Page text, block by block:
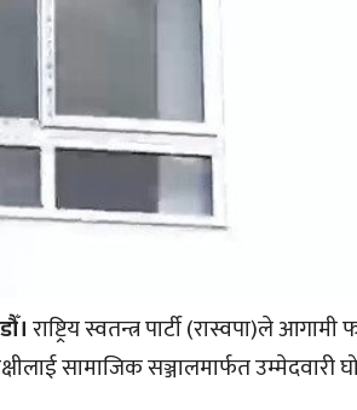
राष्ट्रिय स्वतन्त्र पार्टी (रास्वपा)ले
सामाजिक सञ्जालमार्फत उम्मेदवारी